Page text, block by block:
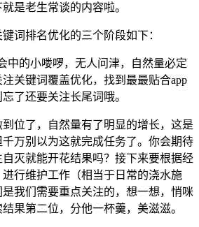
是老生常谈的内容啦。
词排名优化的三个阶段如下：
中的小喽啰，无人问津，自然量必定
关键词覆盖优化，找到最最贴合app
了还要关注长尾词哦。
到位了，自然量有了明显的增长，这是
万别以为这就完成任务了。你会期待
灭就能开花结果吗？接下来要根据经
行维护工作（相当于日常的浇水施
我们需要重点关注的，想一想，悄咪
果第二位，分他一杯羹，美滋滋。